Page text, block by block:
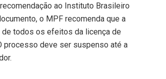
ao Instituto Brasileiro
o MPF recomenda que a
todos os efeitos da licença de
processo deve ser suspenso até a